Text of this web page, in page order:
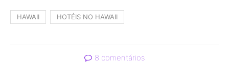
HAWAII HOTÉIS NO HAWAII
8 comentários